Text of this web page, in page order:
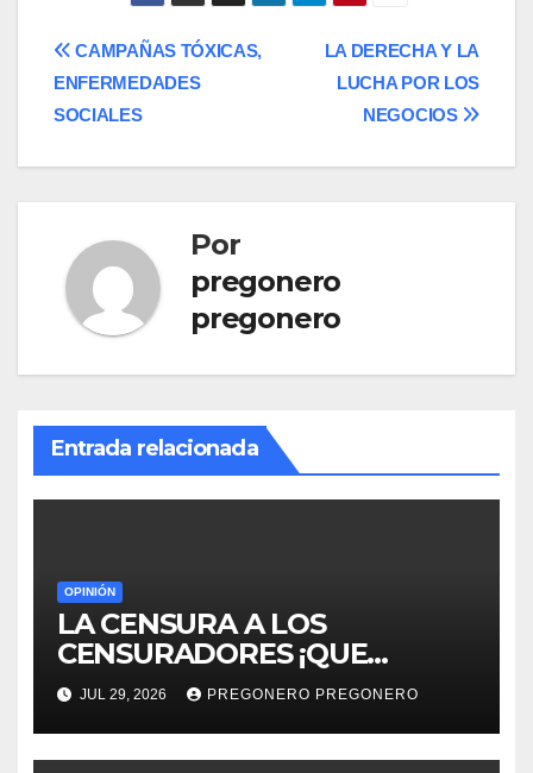
Navegación
de
entradas
LA DERECHA Y LA
LUCHA POR LOS
NEGOCIOS
CAMPAÑAS TÓXICAS,
ENFERMEDADES
SOCIALES
Por
pregonero
pregonero
Entrada relacionada
OPINIÓN
LA CENSURA A LOS
CENSURADORES ¡QUE
HORROR!
JUL 29, 2026 PREGONERO PREGONERO